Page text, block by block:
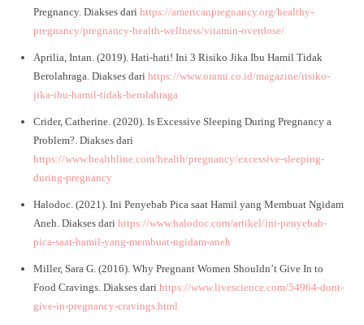
Pregnancy. Diakses dari https://americanpregnancy.org/healthy-
pregnancy/pregnancy-health-wellness/vitamin-overdose/
Aprilia, Intan. (2019). Hati-hati! Ini 3 Risiko Jika Ibu Hamil Tidak
Berolahraga. Diakses dari https://www.orami.co.id/magazine/risiko-
jika-ibu-hamil-tidak-berolahraga
Crider, Catherine. (2020). Is Excessive Sleeping During Pregnancy a
Problem?. Diakses dari
https://www.healthline.com/health/pregnancy/excessive-sleeping-
during-pregnancy
Halodoc. (2021). Ini Penyebab Pica saat Hamil yang Membuat Ngidam
Aneh. Diakses dari https://www.halodoc.com/artikel/ini-penyebab-
pica-saat-hamil-yang-membuat-ngidam-aneh
Miller, Sara G. (2016). Why Pregnant Women Shouldn’t Give In to
Food Cravings. Diakses dari https://www.livescience.com/54964-dont-
give-in-pregnancy-cravings.html